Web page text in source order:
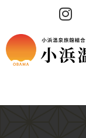
テ
ン
ス